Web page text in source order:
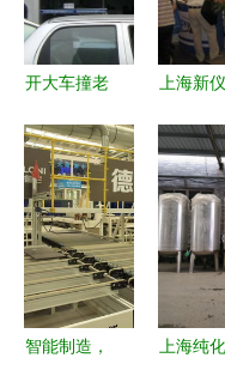
开大车撞老
责任，在上
海被起诉后
可能会怎么
判？
上海新
2010慕
黑上海
生化展
能创新
服务
智能制造，
上海纯